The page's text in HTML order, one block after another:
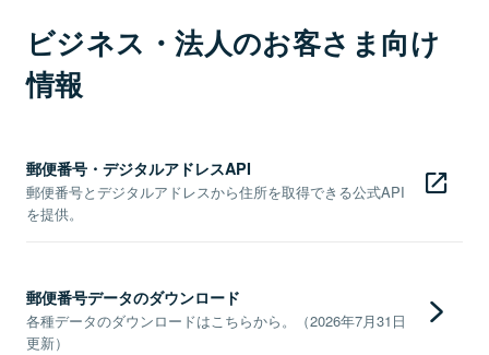
ビジネス・法人のお客さま向け
情報
郵便番号・デジタルアドレスAPI
郵便番号とデジタルアドレスから住所を取得できる公式API
を提供。
郵便番号データのダウンロード
各種データのダウンロードはこちらから。（2026年7月31日
更新）